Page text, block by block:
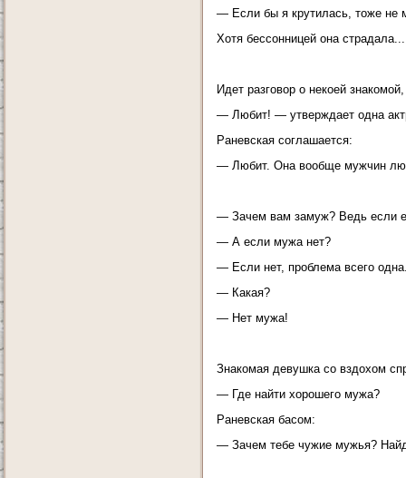
— Если бы я крутилась, тоже не
Хотя бессонницей она страдала...
Идет разговор о некоей
— Любит! — утверждает одна
Раневская соглашается:
— Любит. Она вообще мужчин
— Зачем вам замуж? Ведь если
— А если мужа нет?
— Если нет, проблема всего
— Какая?
— Нет мужа!
Знакомая девушка со вздохом
— Где найти хорошего мужа?
Раневская басом:
— Зачем тебе чужие мужья?